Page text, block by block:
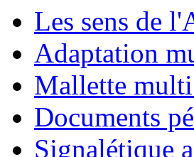
Les sens de
Adaptation
Mallette
Documents
Signalétique